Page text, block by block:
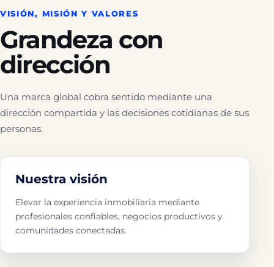
VISIÓN, MISIÓN Y VALORES
Grandeza con
dirección
Una marca global cobra sentido mediante una
dirección compartida y las decisiones cotidianas de sus
personas.
Nuestra visión
Elevar la experiencia inmobiliaria mediante
profesionales confiables, negocios productivos y
comunidades conectadas.